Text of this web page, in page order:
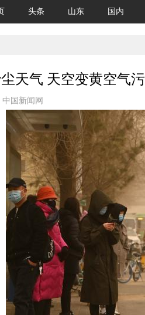
头条 山东 国内
天气 天空变黄空气
中国新闻网